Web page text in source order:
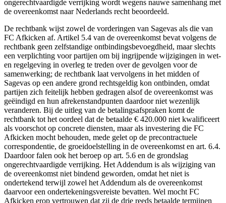
ongerechtvaardigde verrijking wordt wegens nauwe samenhang met
de overeenkomst naar Nederlands recht beoordeeld.
De rechtbank wijst zowel de vorderingen van Sagevas als die van
FC Afkicken af. Artikel 5.4 van de overeenkomst bevat volgens de
rechtbank geen zelfstandige ontbindingsbevoegdheid, maar slechts
een verplichting voor partijen om bij ingrijpende wijzigingen in wet-
en regelgeving in overleg te treden over de gevolgen voor de
samenwerking; de rechtbank laat vervolgens in het midden of
Sagevas op een andere grond rechtsgeldig kon ontbinden, omdat
partijen zich feitelijk hebben gedragen alsof de overeenkomst was
geëindigd en hun afrekenstandpunten daardoor niet wezenlijk
veranderen. Bij de uitleg van de betalingsafspraken komt de
rechtbank tot het oordeel dat de betaalde € 420.000 niet kwalificeert
als voorschot op concrete diensten, maar als investering die FC
Afkicken mocht behouden, mede gelet op de precontractuele
correspondentie, de groeidoelstelling in de overeenkomst en art. 6.4.
Daardoor falen ook het beroep op art. 5.6 en de grondslag
ongerechtvaardigde verrijking. Het Addendum is als wijziging van
de overeenkomst niet bindend geworden, omdat het niet is
ondertekend terwijl zowel het Addendum als de overeenkomst
daarvoor een ondertekeningsvereiste bevatten. Wel mocht FC
Afkicken erop vertrouwen dat zij de drie reeds betaalde termijnen